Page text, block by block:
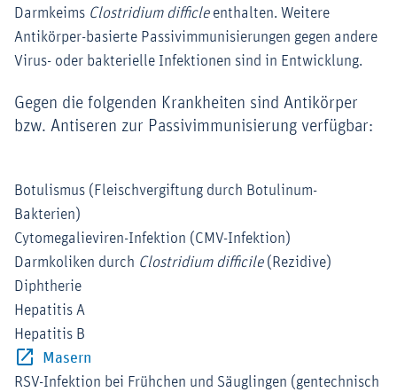
Darmkeims Clostridium difficleenthalten. Weitere
Antikörper-basierte Passivimmunisierungen gegen andere
Virus- oder bakterielle Infektionen sind in Entwicklung.
Gegen die folgenden Krankheiten sind Antikörper
bzw. Antiseren zur Passivimmunisierung verfügbar:
Botulismus (Fleischvergiftung durch Botulinum-
Bakterien)
Cytomegalieviren-Infektion (CMV-Infektion)
Darmkoliken durch Clostridium difficile(Rezidive)
Diphtherie
Hepatitis A
Hepatitis B
Masern
RSV-Infektion bei Frühchen und Säuglingen (gentechnisch